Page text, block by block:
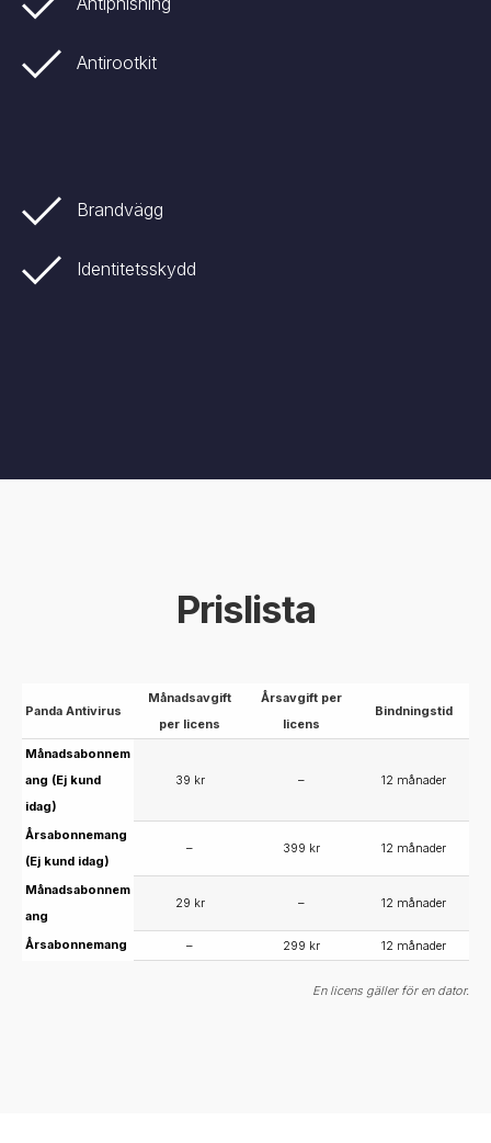
Antirootkit
Brandvägg
Identitetsskydd
Prislista
Panda Antivirus
Månadsavgift
per licens
Årsavgift per
licens
Bindningstid
Månadsabonnem
ang (Ej kund
idag)
39 kr – 12 månader
Årsabonnemang
(Ej kund idag)
– 399 kr 12 månader
Månadsabonnem
ang
29 kr – 12 månader
Årsabonnemang – 299 kr 12 månader
En licens gäller för en dator.